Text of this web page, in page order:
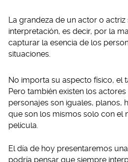
La grandeza de un actor o
interpretación, es decir, por la
capturar la esencia de los
situaciones.
No importa su aspecto físico, el
Pero también existen los
personajes son iguales, planos,
que son los mismos solo con el
película.
El día de hoy presentaremos
podría pensar que siempre